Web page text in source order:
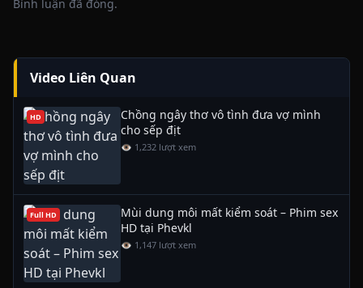
Bình luận đã đóng.
Video Liên Quan
HD
Chồng ngây thơ vô tình đưa vợ mình
cho sếp địt
👁 1,232 lượt xem
Full HD
Mùi dung môi mất kiểm soát – Phim sex
HD tại Phevkl
👁 1,147 lượt xem